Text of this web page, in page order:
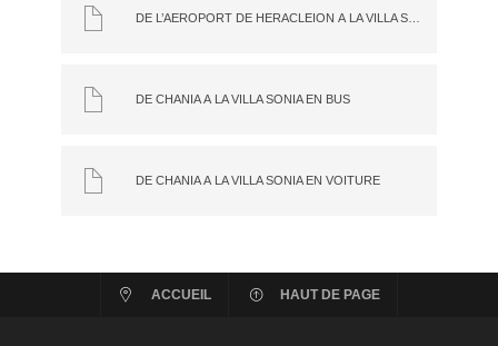
DE CHANIA À LA VILLA SONIA EN BUS
DE CHANIA À LA VILLA SONIA EN VOITURE
ACCUEIL HAUT DE PAGE